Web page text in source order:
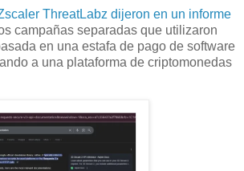
ThreatLabz dijeron en un informe
campañas separadas que utilizaron
en una estafa de pago de software
a una plataforma de criptomonedas